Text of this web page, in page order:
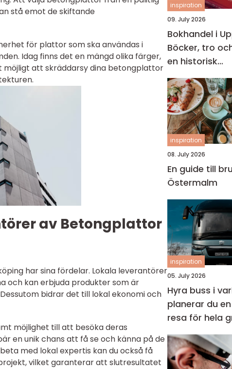
stå emot de skiftande
för plattor som ska användas i
Idag finns det en mängd olika färger,
att skräddarsy dina betongplattor
av Betongplattor
har sina fördelar. Lokala leverantörer
och kan erbjuda produkter som är
bidrar det till lokal ekonomi och
möjlighet till att besöka deras
en unik chans att få se och känna på de
med lokal expertis kan du också få
vilket garanterar att slutresultatet
inspiration
09. July 2026
Bokhandel i
Böcker, tro
en historisk
inspiration
08. July 2026
En guide till
Östermalm
inspiration
05. July 2026
Hyra buss i
planerar du
resa för hela